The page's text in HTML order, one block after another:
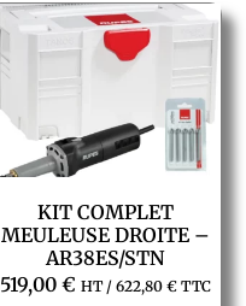
KIT COMPLET
MEULEUSE DROITE –
AR38ES/STN
519,00 € HT / 622,80 €TTC